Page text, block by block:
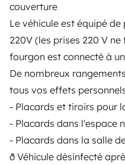
couverture
Le véhicule est équipé
220V (les prises 220 V
fourgon est connecté à
De nombreux
tous vos effets
- Placards et tiroirs pour
- Placards dans l'espace
- Placards dans la salle
ð Véhicule désinfecté
Sichere Zahlungsweisen
Herunterladen im
Blog Kontakt